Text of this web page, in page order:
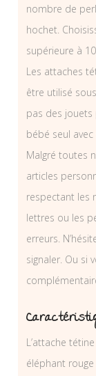
nombre de
hochet.
supérieure à
Les attaches
être utilisé
pas des jouets
bébé seul
Malgré toutes
articles
respectant les
lettres ou les
erreurs.
signaler. Ou si
L’attache
éléphant